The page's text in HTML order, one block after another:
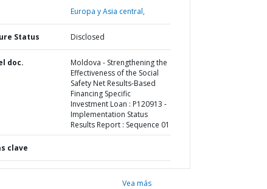
Europa y Asia central,
Status Disclosed
doc.
Moldova - Strengthening the
Effectiveness of the Social
Safety Net Results-Based
Financing Specific
Investment Loan : P120913 -
Implementation Status
Results Report : Sequence 01
clave
Vea más